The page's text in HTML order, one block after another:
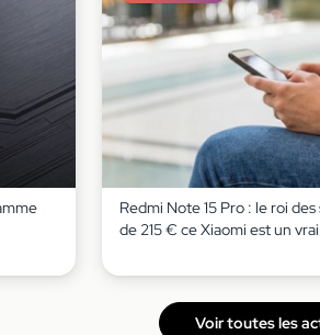
Redmi Note 15 Pro : le roi
de 215 € ce Xiaomi est un
Voir toutes les